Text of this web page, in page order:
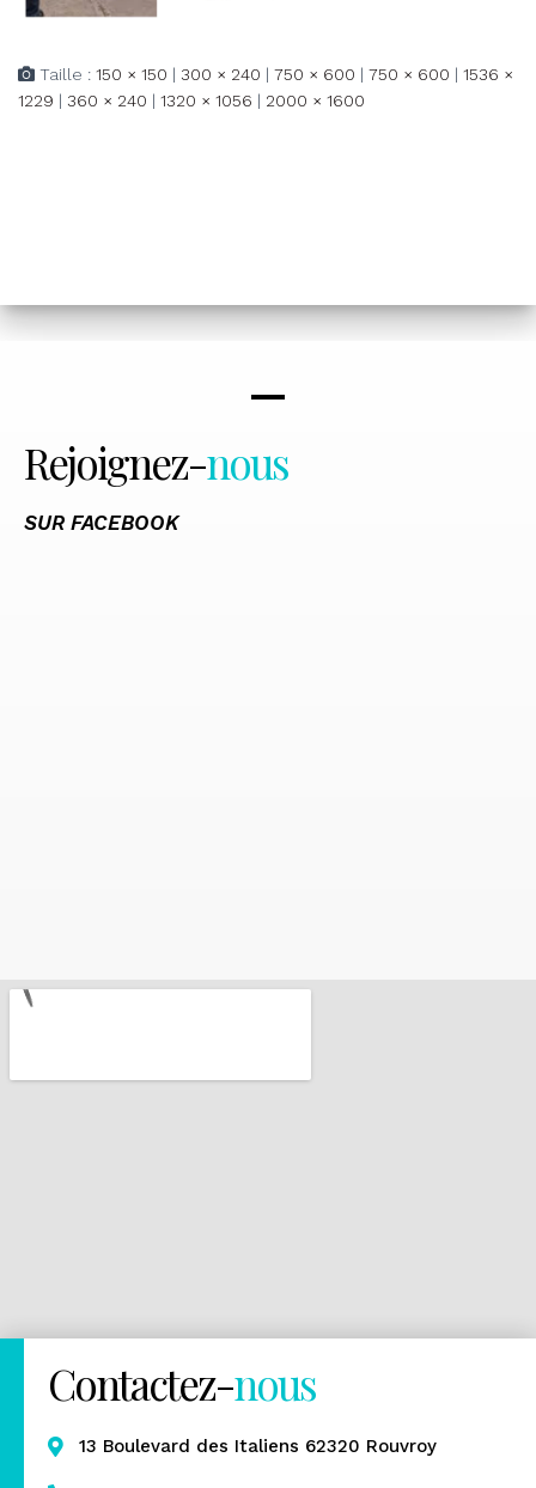
Taille : 150 × 150 | 300 × 240 | 750 × 600 | 750 × 600 | 1536 ×
1229 | 360 × 240 | 1320 × 1056 | 2000 × 1600
Rejoignez-nous
SUR FACEBOOK
Contactez-nous
13 Boulevard des Italiens 62320 Rouvroy